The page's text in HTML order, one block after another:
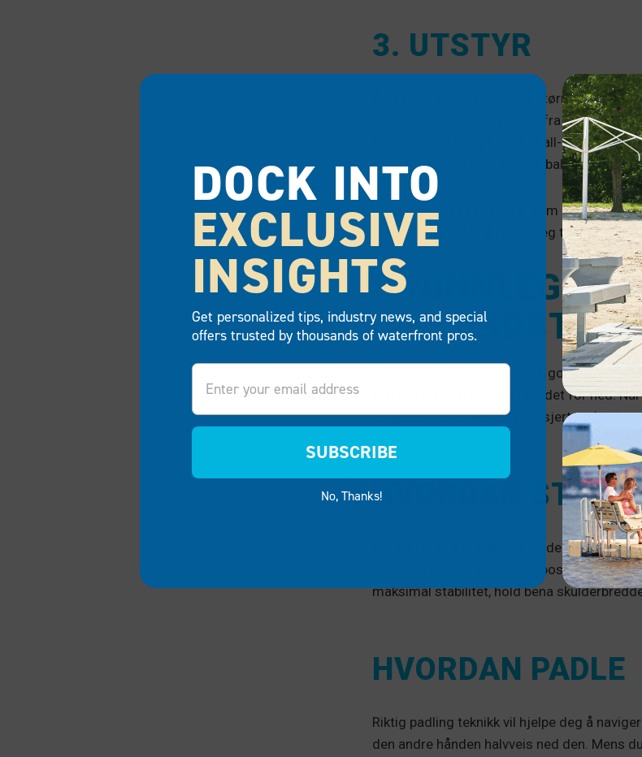
3. UTSTYR
Å ha riktig utstyr basert på størrelse og
paddleboards som spenner fra vanskelig
Nybegynnere bør gå med et all-around
mye enklere for deg å holde balansen og
Du trenger også en padle, som ideelt sett
(PFD) og bånd for å holde deg trygg mens
Sørg for at du opprettholder god holdning
føttene og se fremover i stedet for ned.
balansen. Hold kjernen engasjert og
HVORDAN STÅ
Når du lærer å stå, prøv å holde
knelende stilling. Fra denne posisjonen,
maksimal stabilitet, hold bena
HVORDAN PADLE
Riktig padling teknikk vil hjelpe deg å
den andre hånden halvveis ned den. Mens
DOCK INTO
EXCLUSIVE
INSIGHTS
Get personalized tips, industry news, and special
offers trusted by thousands of waterfront pros.
Email
SUBSCRIBE
No, Thanks!